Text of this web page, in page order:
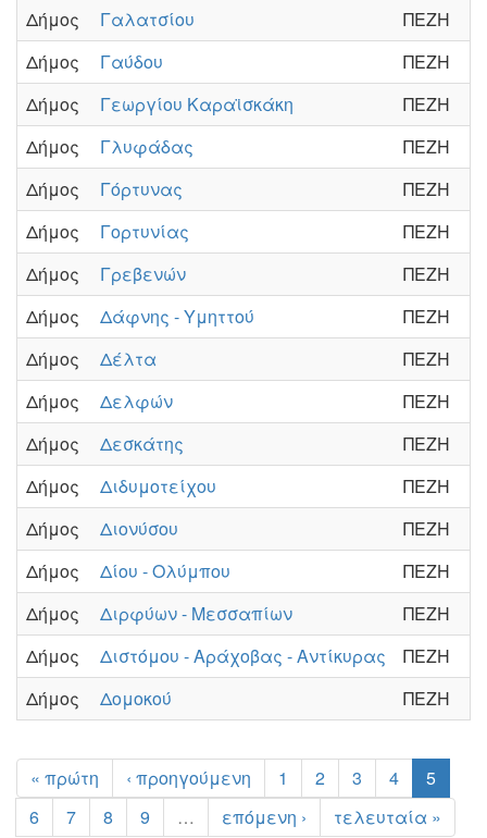
Δήμος
Γαλατσίου
ΠΕΖΗ
Δήμος
Γαύδου
ΠΕΖΗ
Δήμος
Γεωργίου Καραϊσκάκη
ΠΕΖΗ
Δήμος
Γλυφάδας
ΠΕΖΗ
Δήμος
Γόρτυνας
ΠΕΖΗ
Δήμος
Γορτυνίας
ΠΕΖΗ
Δήμος
Γρεβενών
ΠΕΖΗ
Δήμος
Δάφνης - Υμηττού
ΠΕΖΗ
Δήμος
Δέλτα
ΠΕΖΗ
Δήμος
Δελφών
ΠΕΖΗ
Δήμος
Δεσκάτης
ΠΕΖΗ
Δήμος
Διδυμοτείχου
ΠΕΖΗ
Δήμος
Διονύσου
ΠΕΖΗ
Δήμος
Δίου - Ολύμπου
ΠΕΖΗ
Δήμος
Διρφύων - Μεσσαπίων
ΠΕΖΗ
Δήμος
Διστόμου - Αράχοβας - Αντίκυρας
ΠΕΖΗ
Δήμος
Δομοκού ΠΕΖΗ
« πρώτη ‹ προηγούμενη 1 2 3 4
5
6
7 8 9 … επόμενη › τελευταία »